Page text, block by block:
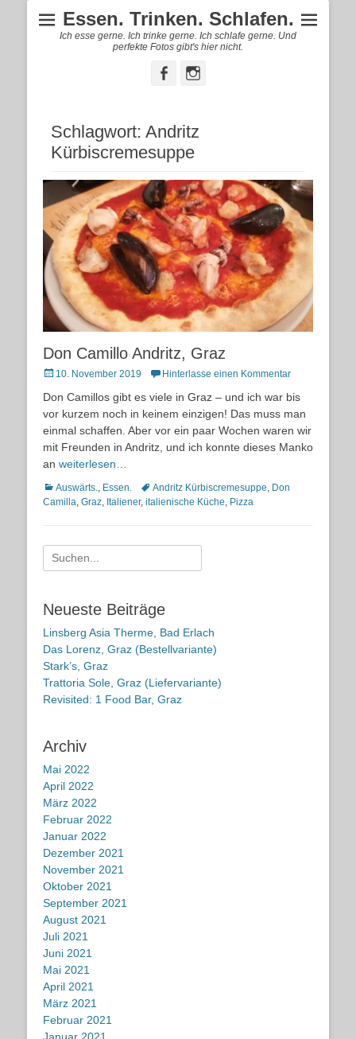
Essen. Trinken. Schlafen.
Ich esse gerne. Ich trinke gerne. Ich schlafe gerne. Und
perfekte Fotos gibt's hier nicht.
FacebookInstagram
Schlagwort: Andritz
Kürbiscremesuppe
Don Camillo Andritz, Graz
Posted10. November 2019 Hinterlasse einen Kommentar
Don Camillos gibt es viele in Graz – und ich war bis
vor kurzem noch in keinem einzigen! Das muss man
einmal schaffen. Aber vor ein paar Wochen waren wir
mit Freunden in Andritz, und ich konnte dieses Manko
an weiterlesen…
Kategorien
Auswärts., Essen. Schlagworte
Andritz Kürbiscremesuppe, Don
Camilla, Graz, Italiener, italienische Küche, Pizza
Suche
nach:
Neueste Beiträge
Linsberg Asia Therme, Bad Erlach
Das Lorenz, Graz (Bestellvariante)
Stark’s, Graz
Trattoria Sole, Graz (Liefervariante)
Revisited: 1 Food Bar, Graz
Archiv
Mai 2022
April 2022
März 2022
Februar 2022
Januar 2022
Dezember 2021
November 2021
Oktober 2021
September 2021
August 2021
Juli 2021
Juni 2021
Mai 2021
April 2021
März 2021
Februar 2021